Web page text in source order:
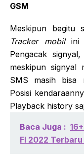
GSM
Meskipun begitu
Tracker mobilini
Pengacak
meskipun signyal
SMS masih bisa
Posisi
Playback history
Baca Juga :
FI 2022